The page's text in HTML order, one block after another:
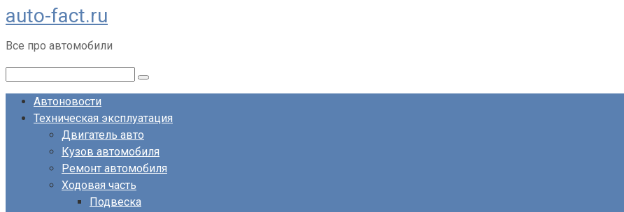
Перейти
к
контенту
auto-fact.ru
Все про автомобили
Автоновости
Техническая эксплуатация
Двигатель авто
Кузов автомобиля
Ремонт автомобиля
Ходовая часть
Подвеска